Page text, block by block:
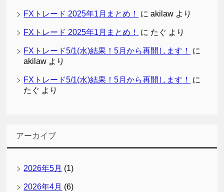
FXトレード 2025年1月まとめ！ にakilaw より
FXトレード 2025年1月まとめ！ に たぐ より
FXトレード5/1(水)結果！5月から再開します！
に
akilaw より
FXトレード5/1(水)結果！5月から再開します！
に
たぐ より
アーカイブ
2026年5月 (1)
2026年4月 (6)